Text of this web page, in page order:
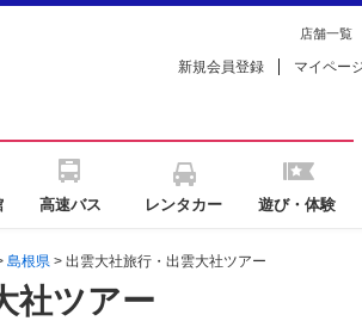
店舗一覧
新規会員登録 マイペー
高速バス レンタカー 遊び・体験
島根県 > 出雲大社旅行・出雲大社ツアー
社ツアー